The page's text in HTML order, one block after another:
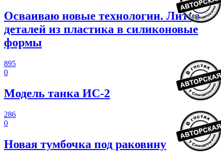
Осваиваю новые технологии. Литье
деталей из пластика в силиконовые
формы
895
0
Модель танка ИС-2
286
0
Новая тумбочка под раковину